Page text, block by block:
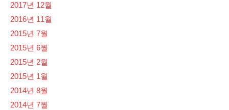
2017년 12월
2016년 11월
2015년 7월
2015년 6월
2015년 2월
2015년 1월
2014년 8월
2014년 7월